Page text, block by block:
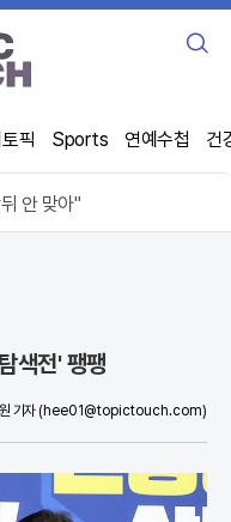
검
픽 Sports 연예수첩 건
먹었다
강제 동원
안 맞아"
먹었다
색전' 팽팽
기자 (hee01@topictouch.com)